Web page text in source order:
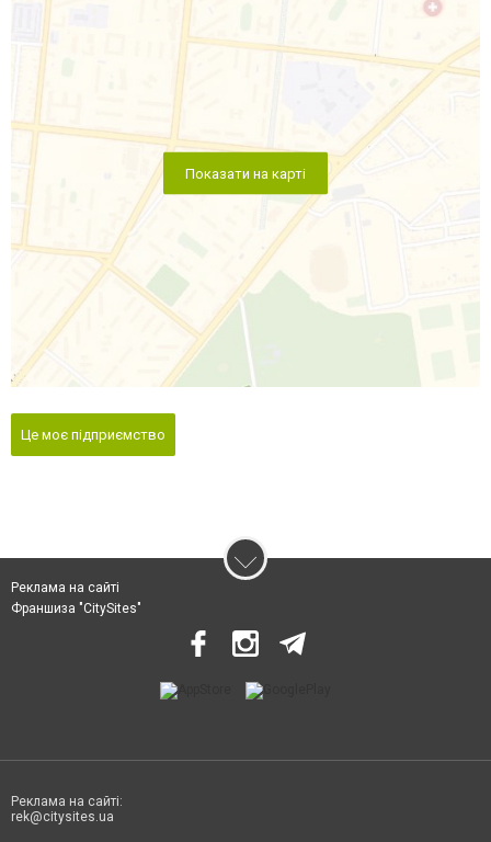
Показати на карті
Це моє підприємство
Реклама на сайті
Франшиза "CitySites"
Реклама на сайті:
rek@citysites.ua